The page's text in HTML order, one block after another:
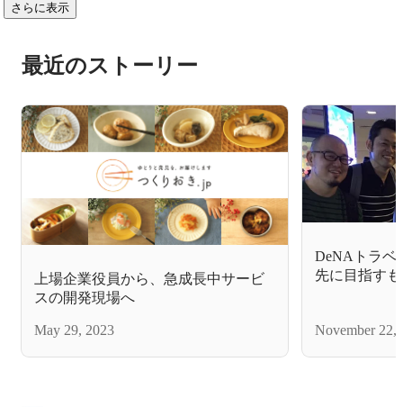
さらに表示
最近のストーリー
上場企業役員から、急成長中サービ
スの開発現場へ
May 29, 2023
DeNAトラベ
先に目指す
November 22,